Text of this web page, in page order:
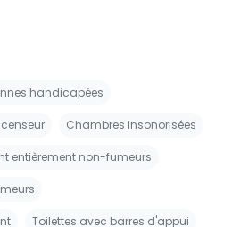
handicapées
Chambres insonorisées
entièrement non-fumeurs
Toilettes avec barres d'appui